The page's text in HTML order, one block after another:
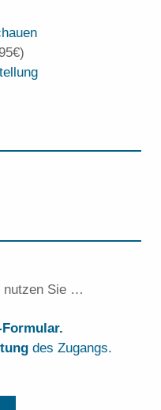
nutzen Sie …
des Zugangs.